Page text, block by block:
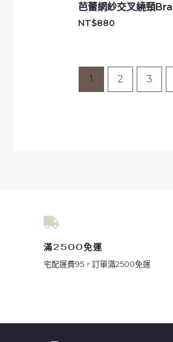
芭蕾網紗交叉繞頸Bra
NT$880
1 2 3
滿2500免運
宅配運費95，訂單滿2500免運